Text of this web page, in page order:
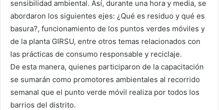
sensibilidad ambiental. Así, durante una hora y media, se
abordaron los siguientes ejes: ¿Qué es residuo y qué es
basura?, funcionamiento de los puntos verdes móviles y
de la planta GIRSU, entre otros temas relacionados con
las prácticas de consumo responsable y reciclaje.
De esta manera, quienes participaron de la capacitación
se sumarán como promotores ambientales al recorrido
semanal que el punto verde móvil realiza por todos los
barrios del distrito.